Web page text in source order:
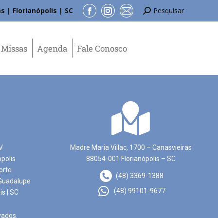
| Florianópolis | SC Pesquisar
Missas Agenda Fale Conosco
| SC
Madre Maria Villac, 1700 – Canasvieiras
88054-001 Florianópolis – SC
(48) 3369-1388
(48) 99101-9677